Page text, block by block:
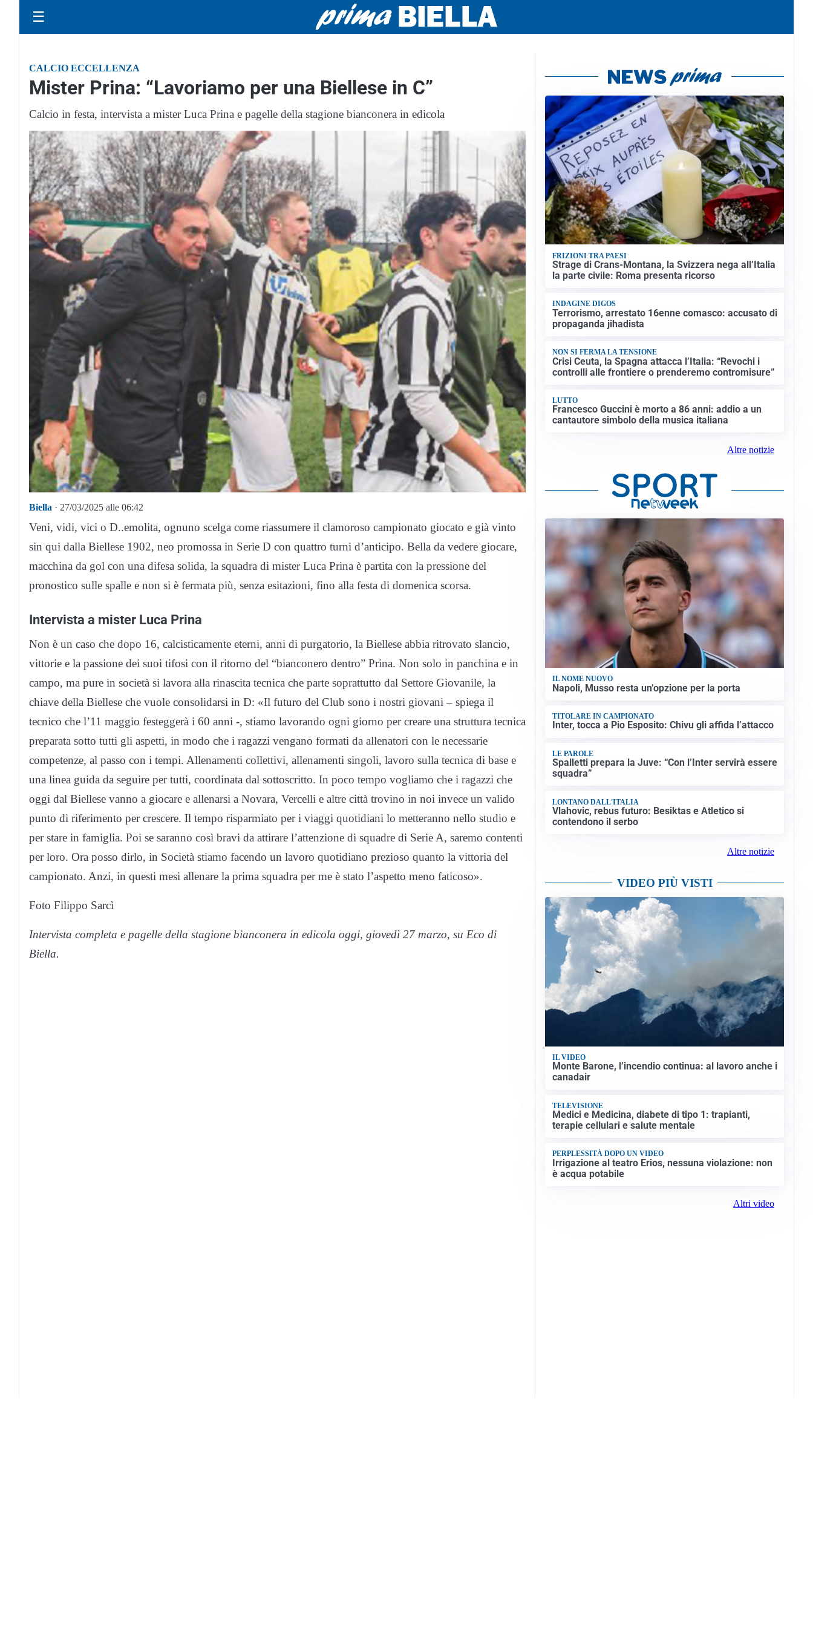
☰
CALCIO ECCELLENZA
Mister Prina: “Lavoriamo per una Biellese in C”
Calcio in festa, intervista a mister Luca Prina e pagelle della stagione bianconera in edicola
Biella · 27/03/2025 alle 06:42
Veni, vidi, vici o D..emolita, ognuno scelga come riassumere il clamoroso campionato giocato e già vinto
sin qui dalla Biellese 1902, neo promossa in Serie D con quattro turni d’anticipo. Bella da vedere giocare,
macchina da gol con una difesa solida, la squadra di mister Luca Prina è partita con la pressione del
pronostico sulle spalle e non si è fermata più, senza esitazioni, fino alla festa di domenica scorsa.
Intervista a mister Luca Prina
Non è un caso che dopo 16, calcisticamente eterni, anni di purgatorio, la Biellese abbia ritrovato slancio,
vittorie e la passione dei suoi tifosi con il ritorno del “bianconero dentro” Prina. Non solo in panchina e in
campo, ma pure in società si lavora alla rinascita tecnica che parte soprattutto dal Settore Giovanile, la
chiave della Biellese che vuole consolidarsi in D: «Il futuro del Club sono i nostri giovani – spiega il
tecnico che l’11 maggio festeggerà i 60 anni -, stiamo lavorando ogni giorno per creare una struttura tecnica
preparata sotto tutti gli aspetti, in modo che i ragazzi vengano formati da allenatori con le necessarie
competenze, al passo con i tempi. Allenamenti collettivi, allenamenti singoli, lavoro sulla tecnica di base e
una linea guida da seguire per tutti, coordinata dal sottoscritto. In poco tempo vogliamo che i ragazzi che
oggi dal Biellese vanno a giocare e allenarsi a Novara, Vercelli e altre città trovino in noi invece un valido
punto di riferimento per crescere. Il tempo risparmiato per i viaggi quotidiani lo metteranno nello studio e
per stare in famiglia. Poi se saranno così bravi da attirare l’attenzione di squadre di Serie A, saremo contenti
per loro. Ora posso dirlo, in Società stiamo facendo un lavoro quotidiano prezioso quanto la vittoria del
campionato. Anzi, in questi mesi allenare la prima squadra per me è stato l’aspetto meno faticoso».
Foto Filippo Sarcì
Intervista completa e pagelle della stagione bianconera in edicola oggi, giovedì 27 marzo, su Eco di
Biella.
FRIZIONI TRA PAESI
Strage di Crans-Montana, la Svizzera nega all’Italia
la parte civile: Roma presenta ricorso
INDAGINE DIGOS
Terrorismo, arrestato 16enne comasco: accusato di
propaganda jihadista
NON SI FERMA LA TENSIONE
Crisi Ceuta, la Spagna attacca l’Italia: “Revochi i
controlli alle frontiere o prenderemo contromisure”
LUTTO
Francesco Guccini è morto a 86 anni: addio a un
cantautore simbolo della musica italiana
Altre notizie
IL NOME NUOVO
Napoli, Musso resta un’opzione per la porta
TITOLARE IN CAMPIONATO
Inter, tocca a Pio Esposito: Chivu gli affida l’attacco
LE PAROLE
Spalletti prepara la Juve: “Con l’Inter servirà essere
squadra”
LONTANO DALL'ITALIA
Vlahovic, rebus futuro: Besiktas e Atletico si
contendono il serbo
Altre notizie
VIDEO PIÙ VISTI
IL VIDEO
Monte Barone, l’incendio continua: al lavoro anche i
canadair
TELEVISIONE
Medici e Medicina, diabete di tipo 1: trapianti,
terapie cellulari e salute mentale
PERPLESSITÀ DOPO UN VIDEO
Irrigazione al teatro Erios, nessuna violazione: non
è acqua potabile
Altri video